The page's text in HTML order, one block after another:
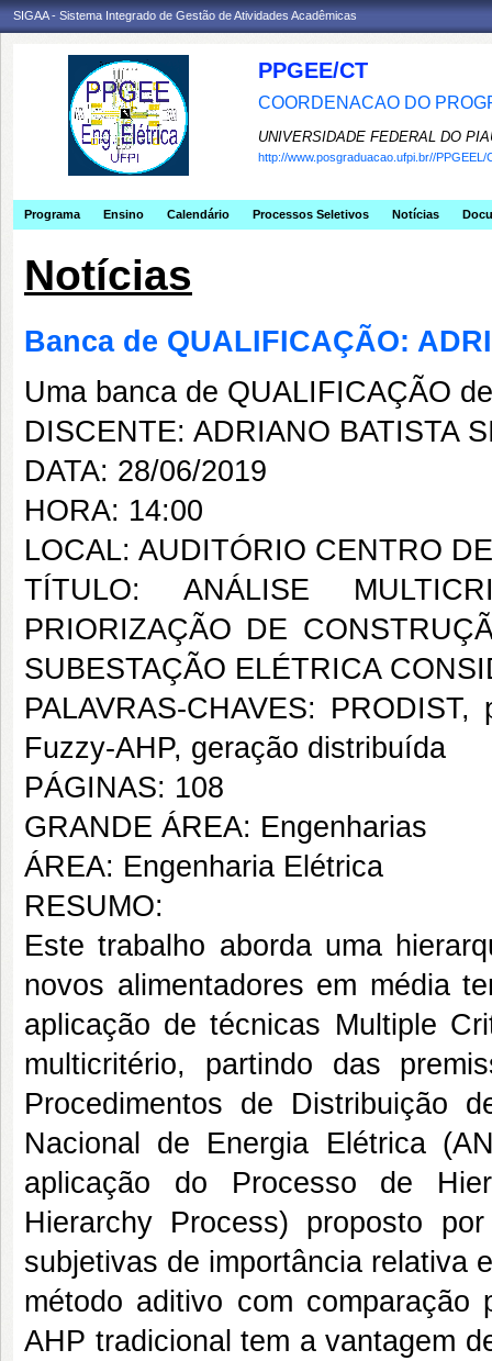
SIGAA - Sistema Integrado de Gestão de Atividades Acadêmicas
PPGEE/CT
COORDENACAO DO
UNIVERSIDADE FEDERAL DO
http://www.posgraduacao.ufpi.br//PPGEEL/
Programa Ensino Calendário Processos Seletivos Notícias
Notícias
Banca de QUALIFICAÇÃO:
Uma banca de QUALIFICAÇÃO
DISCENTE: ADRIANO BATISTA
DATA: 28/06/2019
HORA: 14:00
LOCAL: AUDITÓRIO CENTRO
TÍTULO: ANÁLISE
PRIORIZAÇÃO DE
SUBESTAÇÃO ELÉTRICA
PALAVRAS-CHAVES:
Fuzzy-AHP, geração distribuída
PÁGINAS: 108
GRANDE ÁREA: Engenharias
ÁREA: Engenharia Elétrica
RESUMO:
Este trabalho aborda uma
novos alimentadores em média
aplicação de técnicas Multiple
multicritério, partindo das
Procedimentos de Distribuição
Nacional de Energia Elétrica
aplicação do Processo de
Hierarchy Process) proposto
subjetivas de importância relativa
método aditivo com
AHP tradicional tem a vantagem